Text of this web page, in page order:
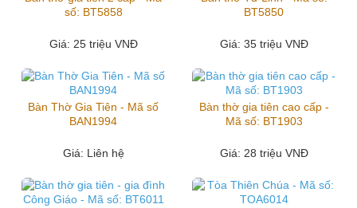
số: BT5858
Giá: 25 triệu VNĐ
BT5850
Giá: 35 triệu VNĐ
Bàn Thờ Gia Tiên - Mã số
BAN1994
Giá: Liên hệ
Bàn thờ gia tiên cao cấp -
Mã số: BT1903
Giá: 28 triệu VNĐ